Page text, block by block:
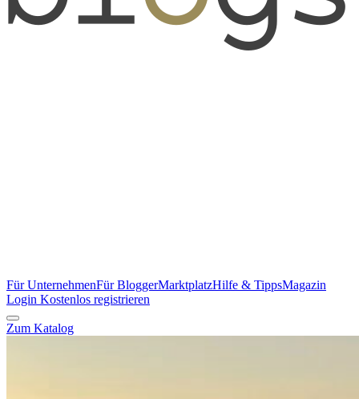
Für UnternehmenFür BloggerMarktplatzHilfe & TippsMagazin
Login Kostenlos registrieren
Zum Katalog